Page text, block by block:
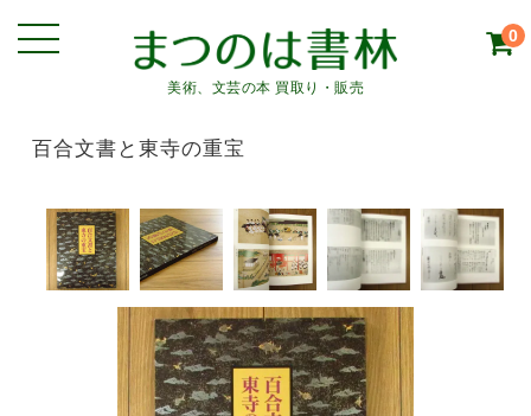
美術、文芸の本 買取り・販売
0
百合文書と東寺の重宝